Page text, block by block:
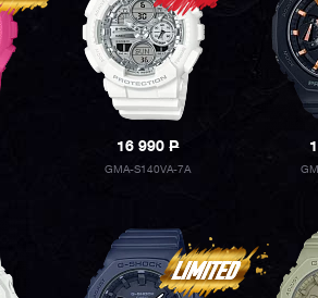
16 990P
GMA-S140VA-7A